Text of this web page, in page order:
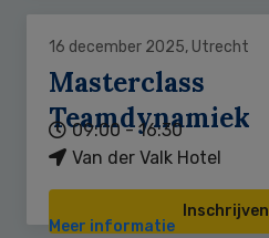
16 december 2025, Utrecht
Masterclass
Teamdynamiek
09:00 - 16:30
Van der Valk Hotel
Inschrijven
Meer informatie